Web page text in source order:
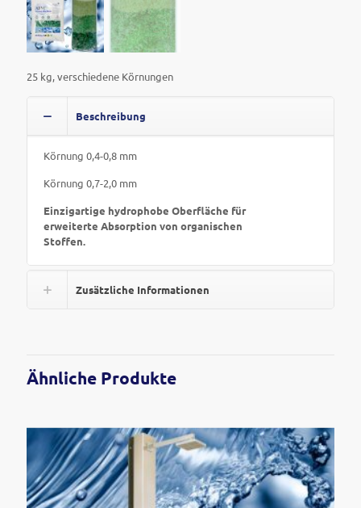
25 kg, verschiedene Körnungen
Beschreibung
Körnung 0,4-0,8 mm
Körnung 0,7-2,0 mm
Einzigartige hydrophobe Oberfläche für
erweiterte Absorption von organischen
Stoffen.
Zusätzliche Informationen
Ähnliche Produkte